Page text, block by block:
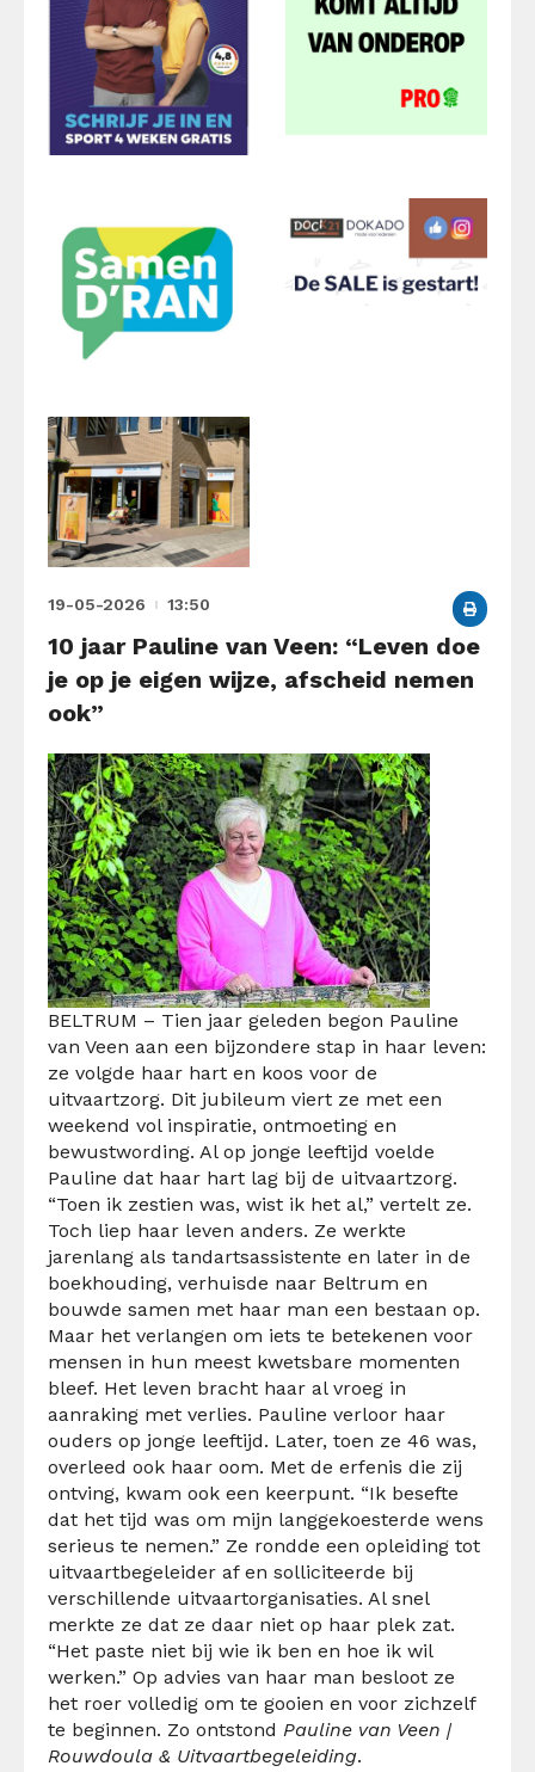
19-05-2026 13:50
10 jaar Pauline van Veen: “Leven doe
je op je eigen wijze, afscheid nemen
ook”
BELTRUM – Tien jaar geleden begon Pauline
van Veen aan een bijzondere stap in haar leven:
ze volgde haar hart en koos voor de
uitvaartzorg. Dit jubileum viert ze met een
weekend vol inspiratie, ontmoeting en
bewustwording. Al op jonge leeftijd voelde
Pauline dat haar hart lag bij de uitvaartzorg.
“Toen ik zestien was, wist ik het al,” vertelt ze.
Toch liep haar leven anders. Ze werkte
jarenlang als tandartsassistente en later in de
boekhouding, verhuisde naar Beltrum en
bouwde samen met haar man een bestaan op.
Maar het verlangen om iets te betekenen voor
mensen in hun meest kwetsbare momenten
bleef. Het leven bracht haar al vroeg in
aanraking met verlies. Pauline verloor haar
ouders op jonge leeftijd. Later, toen ze 46 was,
overleed ook haar oom. Met de erfenis die zij
ontving, kwam ook een keerpunt. “Ik besefte
dat het tijd was om mijn langgekoesterde wens
serieus te nemen.” Ze rondde een opleiding tot
uitvaartbegeleider af en solliciteerde bij
verschillende uitvaartorganisaties. Al snel
merkte ze dat ze daar niet op haar plek zat.
“Het paste niet bij wie ik ben en hoe ik wil
werken.” Op advies van haar man besloot ze
het roer volledig om te gooien en voor zichzelf
te beginnen. Zo ontstond Pauline van Veen |
Rouwdoula & Uitvaartbegeleiding.